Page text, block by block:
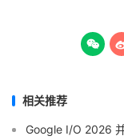

相关推荐
Google I/O 2026